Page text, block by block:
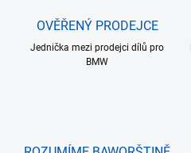
OVĚŘENÝ PRODEJCE
Jednička mezi prodejci dílů pro
BMW